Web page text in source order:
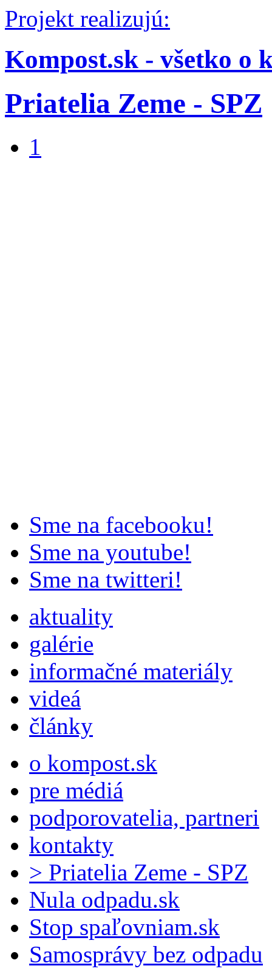
Projekt realizujú:
Kompost.sk - všetko o
Priatelia Zeme - SPZ
1
Sme na facebooku!
Sme na youtube!
Sme na twitteri!
aktuality
galérie
informačné materiály
videá
články
o kompost.sk
pre médiá
podporovatelia, partneri
kontakty
> Priatelia Zeme - SPZ
Nula odpadu.sk
Stop spaľovniam.sk
Samosprávy bez odpadu